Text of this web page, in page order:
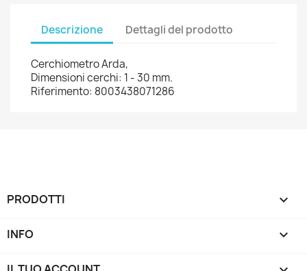
Descrizione Dettagli del prodotto
Cerchiometro Arda,
Dimensioni cerchi: 1 - 30 mm.
Riferimento: 8003438071286
PRODOTTI 
INFO 